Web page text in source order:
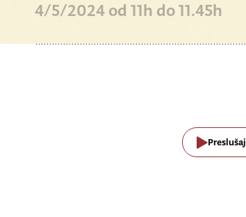
4/5/2024 od 11h do 11.45h
Preslušaj